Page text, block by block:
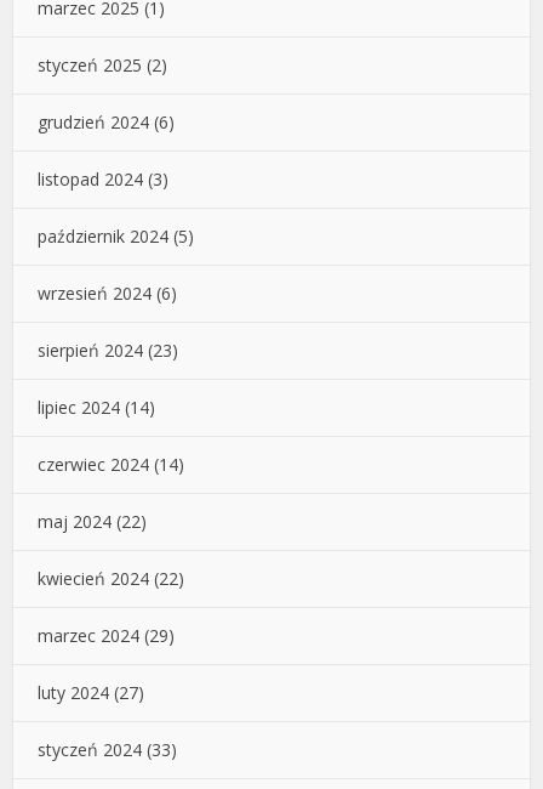
marzec 2025 (1)
styczeń 2025 (2)
grudzień 2024 (6)
listopad 2024 (3)
październik 2024 (5)
wrzesień 2024 (6)
sierpień 2024 (23)
lipiec 2024 (14)
czerwiec 2024 (14)
maj 2024 (22)
kwiecień 2024 (22)
marzec 2024 (29)
luty 2024 (27)
styczeń 2024 (33)